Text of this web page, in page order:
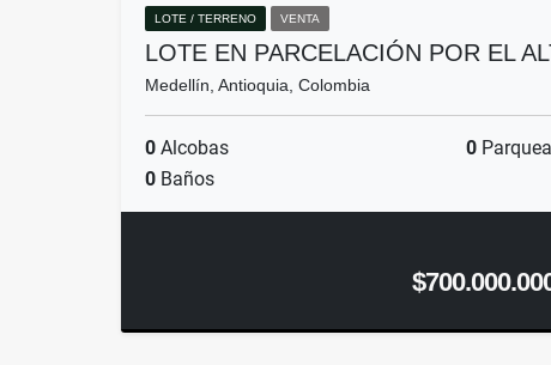
LOTE / TERRENO VENTA
LOTE EN PARCELACIÓN POR EL
Medellín, Antioquia, Colombia
0 Alcobas 0
0 Baños